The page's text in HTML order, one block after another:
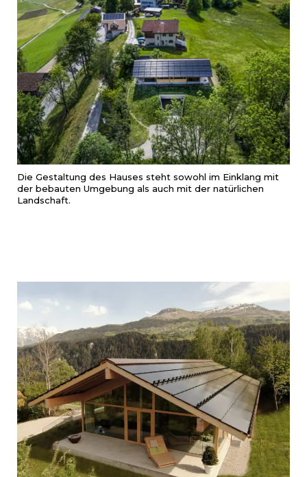
Die Gestaltung des Hauses steht sowohl im Einklang mit
der bebauten Umgebung als auch mit der natürlichen
Landschaft.